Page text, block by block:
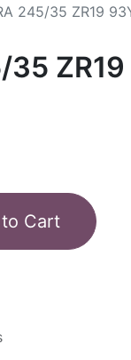
245/35 ZR19
35
Cart